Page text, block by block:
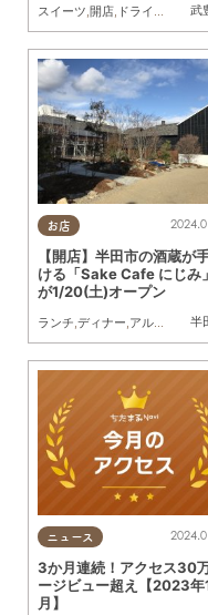
武
スイーツ,開店, ドライブ 自然,
お店
半
【開店】半田市の酒蔵が
ける「Sake Cafe にじみ」
が1/20(土)オープン
ランチ,ディナー,アルコール ,
ニュース
3か月連続！アクセス30
ージビュー超え【2023年
月】